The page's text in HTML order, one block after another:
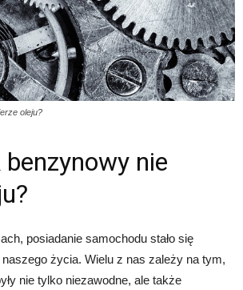
oleju?
nie
posiadanie samochodu stało się
naszego życia. Wielu z nas zależy na tym,
nie tylko niezawodne, ale także